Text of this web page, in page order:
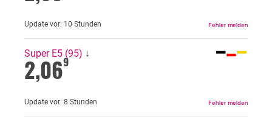
Update vor: 10 Stunden
Super E5 (95) ↓
2,069
Update vor: 8 Stunden